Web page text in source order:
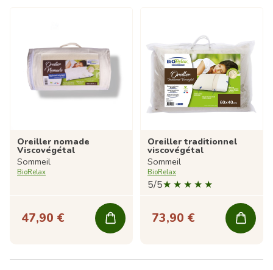
Oreiller nomade
Viscovégétal
Sommeil
BioRelax
47,90 €
Oreiller traditionnel
viscovégétal
Sommeil
BioRelax
5/5
73,90 €